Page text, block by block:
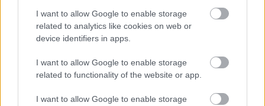
I want to allow Google to enable storage
related to analytics like cookies on web or
device identifiers in apps.
I want to allow Google to enable storage
related to functionality of the website or app.
I want to allow Google to enable storage